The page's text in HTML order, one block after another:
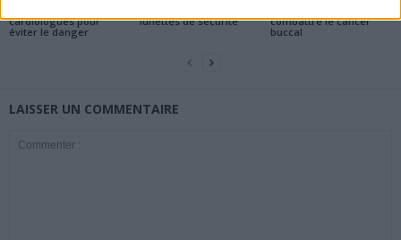
cardiologues pour
éviter le danger
lunettes de sécurité
combattre le cancer
buccal
LAISSER UN COMMENTAIRE